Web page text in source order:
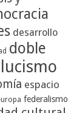
desarrollo
doble
espacio
federalismo